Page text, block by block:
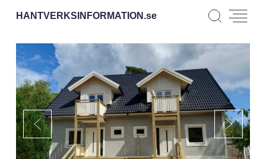
HANTVERKSINFORMATION.se